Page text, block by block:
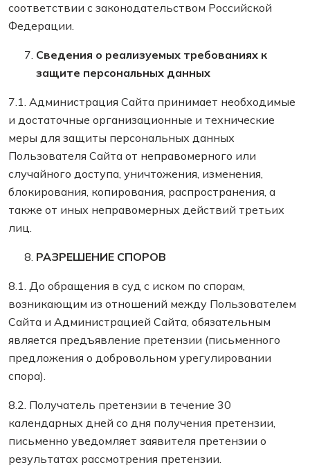
соответствии с законодательством Российской
Федерации.
Сведения о реализуемых требованиях к
защите персональных данных
7.1. Администрация Сайта принимает необходимые
и достаточные организационные и технические
меры для защиты персональных данных
Пользователя Сайта от неправомерного или
случайного доступа, уничтожения, изменения,
блокирования, копирования, распространения, а
также от иных неправомерных действий третьих
лиц.
РАЗРЕШЕНИЕ СПОРОВ
8.1. До обращения в суд с иском по спорам,
возникающим из отношений между Пользователем
Сайта и Администрацией Сайта, обязательным
является предъявление претензии (письменного
предложения о добровольном урегулировании
спора).
8.2. Получатель претензии в течение 30
календарных дней со дня получения претензии,
письменно уведомляет заявителя претензии о
результатах рассмотрения претензии.